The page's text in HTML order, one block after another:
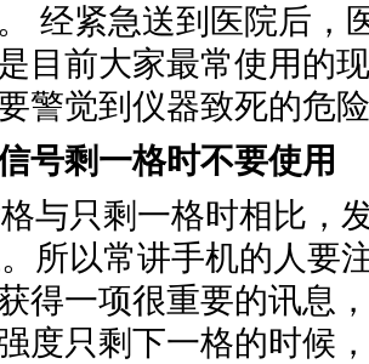
经紧急送到医院后，
目前大家最常使用的
警觉到仪器致死的危
号剩一格时不要使用
与只剩一格时相比，
所以常讲手机的人要
得一项很重要的讯息
度只剩下一格的时候